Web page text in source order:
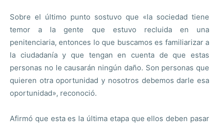
Sobre el último punto sostuvo que «la sociedad tiene
temor a la gente que estuvo recluida en una
penitenciaria, entonces lo que buscamos es familiarizar a
la ciudadanía y que tengan en cuenta de que estas
personas no le causarán ningún daño. Son personas que
quieren otra oportunidad y nosotros debemos darle esa
oportunidad», reconoció.
Afirmó que esta es la última etapa que ellos deben pasar